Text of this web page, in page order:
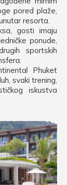
pored plaže,
resorta.
gosti imaju
ponude,
sportskih
Phuket
svaki trening,
iskustva